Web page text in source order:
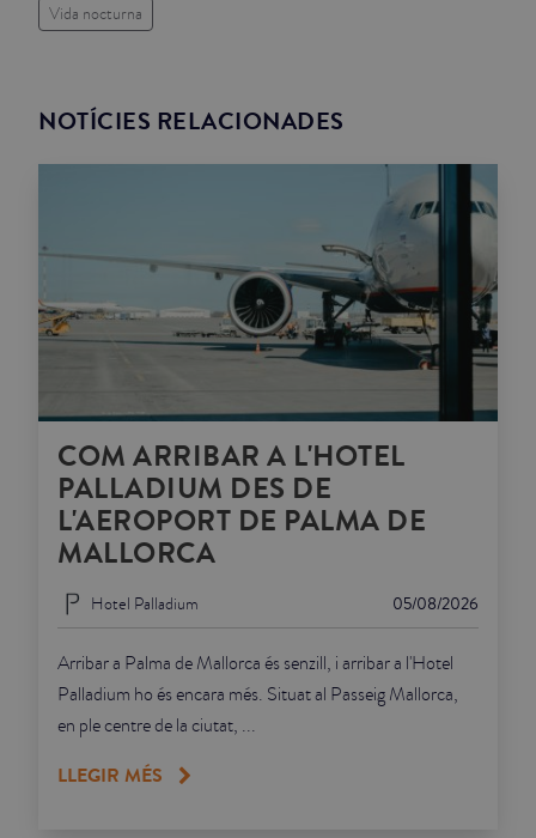
Vida nocturna
NOTÍCIES RELACIONADES
COM ARRIBAR A L'HOTEL
PALLADIUM DES DE
L'AEROPORT DE PALMA DE
MALLORCA
05/08/2026
Hotel Palladium
Arribar a Palma de Mallorca és senzill, i arribar a l'Hotel
Palladium ho és encara més. Situat al Passeig Mallorca,
en ple centre de la ciutat, ...
LLEGIR MÉS